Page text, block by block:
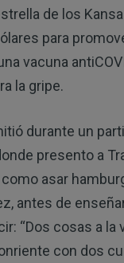
de los
para
vacuna
la gripe.
durante un
presento a
asar
antes de
“Dos cosas a la
con dos